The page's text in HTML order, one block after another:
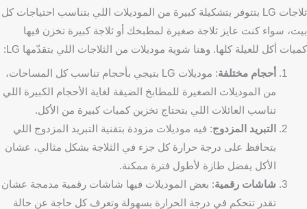
ثلاجات LG بتتوفر بتشكيلة كبيرة من الموديلات اللي بتناسب احتياجات كل
بيت، سواء كنت عايز ثلاجة صغيرة لمطبخك أو ثلاجة كبيرة تخزن فيها
كميات أكل للعيلة كلها. وهنا شوية موديلات من الثلاجات اللي بتقدّمها LG:
أحجام مختلفة
: موديلات LG بتيجي بأحجام تناسب كل المساحات،
من الموديلات الصغيرة للمطابخ الضيقة لغاية الأحجام الكبيرة اللي
تناسب العائلات اللي بتحتاج تخزين كميات كبيرة من الأكل.
التبريد المزدوج: فيه موديلات مزودة بتقنية التبريد المزدوج اللي
بتحافظ على درجة حرارة كل جزء في الثلاجة بشكل مثالي، عشان
الأكل يفضل طازة لأطول فترة ممكنة.
شاشات رقمية: بعض الموديلات فيها شاشات رقمية مدمجة عشان
تقدر تتحكم في درجة الحرارة بسهولة وتعرف كل حاجة عن حالة